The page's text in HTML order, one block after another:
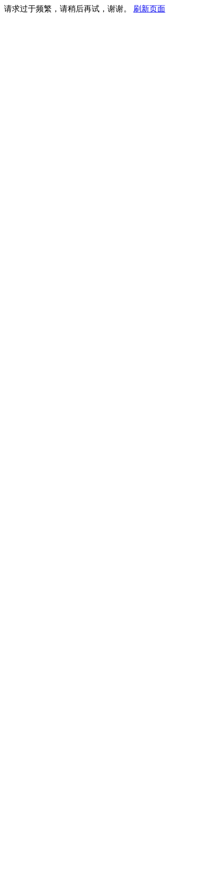
请求过于频繁，请稍后再试，谢谢。 刷新页面